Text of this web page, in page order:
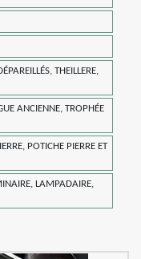
THEILLERE,
ANCIENNE, TROPHÉE
POTICHE PIERRE ET
LAMPADAIRE,